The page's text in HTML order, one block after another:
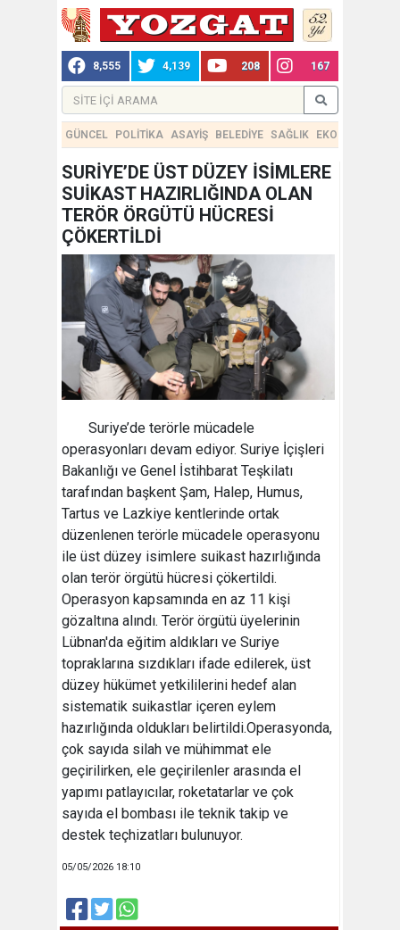
8,555 4,139 208 167
GÜNCEL POLİTİKA ASAYİŞ BELEDİYE SAĞLIK EKONOMİ
SURİYE’DE ÜST DÜZEY İSİMLERE
SUİKAST HAZIRLIĞINDA OLAN
TERÖR ÖRGÜTÜ HÜCRESİ
ÇÖKERTİLDİ
Suriye’de terörle mücadele
operasyonları devam ediyor. Suriye İçişleri
Bakanlığı ve Genel İstihbarat Teşkilatı
tarafından başkent Şam, Halep, Humus,
Tartus ve Lazkiye kentlerinde ortak
düzenlenen terörle mücadele operasyonu
ile üst düzey isimlere suikast hazırlığında
olan terör örgütü hücresi çökertildi.
Operasyon kapsamında en az 11 kişi
gözaltına alındı. Terör örgütü üyelerinin
Lübnan'da eğitim aldıkları ve Suriye
topraklarına sızdıkları ifade edilerek, üst
düzey hükümet yetkililerini hedef alan
sistematik suikastlar içeren eylem
hazırlığında oldukları belirtildi.Operasyonda,
çok sayıda silah ve mühimmat ele
geçirilirken, ele geçirilenler arasında el
yapımı patlayıcılar, roketatarlar ve çok
sayıda el bombası ile teknik takip ve
destek teçhizatları bulunuyor.
05/05/2026 18:10